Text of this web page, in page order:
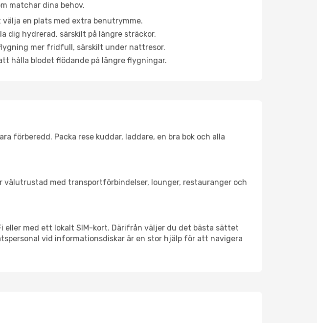
matchar dina behov.
en plats med extra benutrymme.
hydrerad, särskilt på längre sträckor.
mer fridfull, särskilt under nattresor.
hålla blodet flödande på längre flygningar.
förberedd. Packa rese kuddar, laddare, en bra bok och alla
med transportförbindelser, lounger, restauranger och
med ett lokalt SIM-kort. Därifrån väljer du det bästa sättet
vid informationsdiskar är en stor hjälp för att navigera